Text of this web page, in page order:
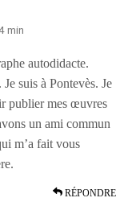
min
autodidacte.
suis à Pontevès. Je
publier mes œuvres
un ami commun
m’a fait vous
RÉPONDRE